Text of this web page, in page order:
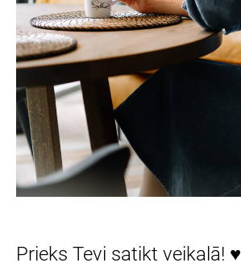
Prieks Tevi satikt veikalā! ♥